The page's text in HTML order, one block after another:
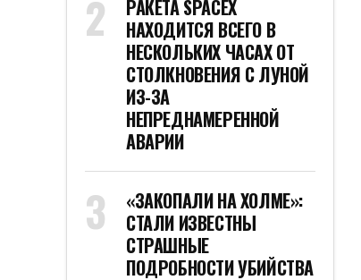
РАКЕТА SPACEX
НАХОДИТСЯ ВСЕГО В
НЕСКОЛЬКИХ ЧАСАХ ОТ
СТОЛКНОВЕНИЯ С ЛУНОЙ
ИЗ-ЗА
НЕПРЕДНАМЕРЕННОЙ
АВАРИИ
«ЗАКОПАЛИ НА ХОЛМЕ»:
СТАЛИ ИЗВЕСТНЫ
СТРАШНЫЕ
ПОДРОБНОСТИ УБИЙСТВА